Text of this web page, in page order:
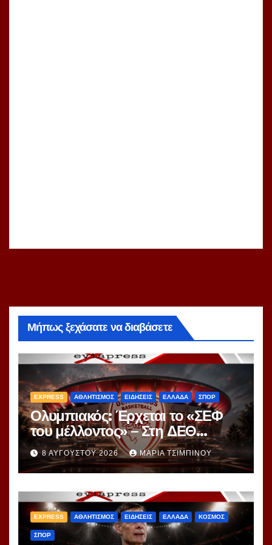
Μήπως ξεχάσατε να διαβάσετε
EXPRESS ΑΘΛΗΤΙΣΜΟΣ ΕΙΔΗΣΕΙΣ ΕΛΛΑΔΑ ΣΠΟΡ
Ολυμπιακός: Έρχεται το «ΣΕΦ
του μέλλοντος» – Στη ΔΕΘ
αποκαλύπτεται το μεγάλο
project 40ετίας
8 ΑΥΓΟΎΣΤΟΥ 2026 ΜΑΡΊΑ ΤΣΙΜΠΙΝΟΎ
EXPRESS ΑΘΛΗΤΙΣΜΟΣ ΕΙΔΗΣΕΙΣ ΕΛΛΑΔΑ ΚΟΣΜΟΣ
ΣΠΟΡ